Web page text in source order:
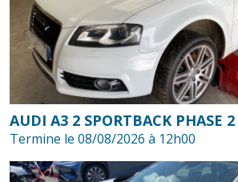
AUDI A3 2 SPORTBACK PHASE
Termine le 08/08/2026 à 12h00